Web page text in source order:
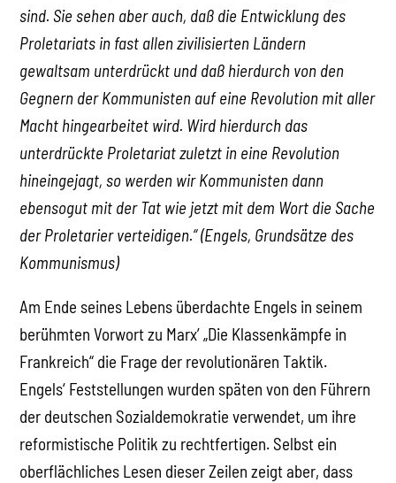
sind. Sie sehen aber auch, daß die Entwicklung des
Proletariats in fast allen zivilisierten Ländern
gewaltsam unterdrückt und daß hierdurch von den
Gegnern der Kommunisten auf eine Revolution mit aller
Macht hingearbeitet wird. Wird hierdurch das
unterdrückte Proletariat zuletzt in eine Revolution
hineingejagt, so werden wir Kommunisten dann
ebensogut mit der Tat wie jetzt mit dem Wort die Sache
der Proletarier verteidigen.“ (Engels, Grundsätze des
Kommunismus)
Am Ende seines Lebens überdachte Engels in seinem
berühmten Vorwort zu Marx’ „Die Klassenkämpfe in
Frankreich“ die Frage der revolutionären Taktik.
Engels‘ Feststellungen wurden späten von den Führern
der deutschen Sozialdemokratie verwendet, um ihre
reformistische Politik zu rechtfertigen. Selbst ein
oberflächliches Lesen dieser Zeilen zeigt aber, dass